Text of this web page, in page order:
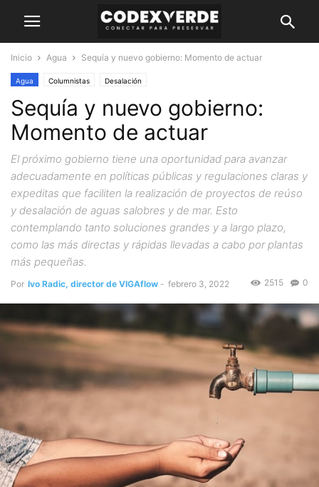
Inicio Agua Sequía y nuevo gobierno: Momento de actuar
Agua Columnistas Desalación
Sequía y nuevo gobierno:
Momento de actuar
El próximo gobierno tiene una oportunidad para avanzar
adecuadamente en políticas públicas y regulaciones claras y
expeditas que faciliten la realización de proyectos de reúso
y desalación de aguas salobres y de mar. Esto
contemplando tanto soluciones grandes y a largo plazo,
como las más directas y rápidas llevadas a cabo por plantas
más pequeñas.
Por Ivo Radic, director de VIGAflow - febrero 3, 2022 0
2515